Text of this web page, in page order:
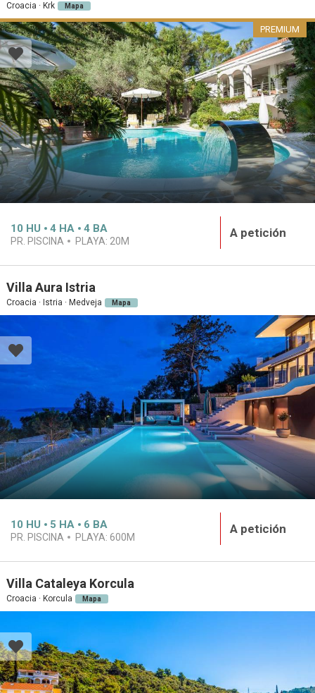
Croacia · Krk Mapa
PREMIUM
10 HU 4 HA 4 BA
PR. PISCINA PLAYA: 20M
A petición
Villa Aura Istria
Croacia · Istria · Medveja Mapa
10 HU 5 HA 6 BA
PR. PISCINA PLAYA: 600M
A petición
Villa Cataleya Korcula
Croacia · Korcula Mapa